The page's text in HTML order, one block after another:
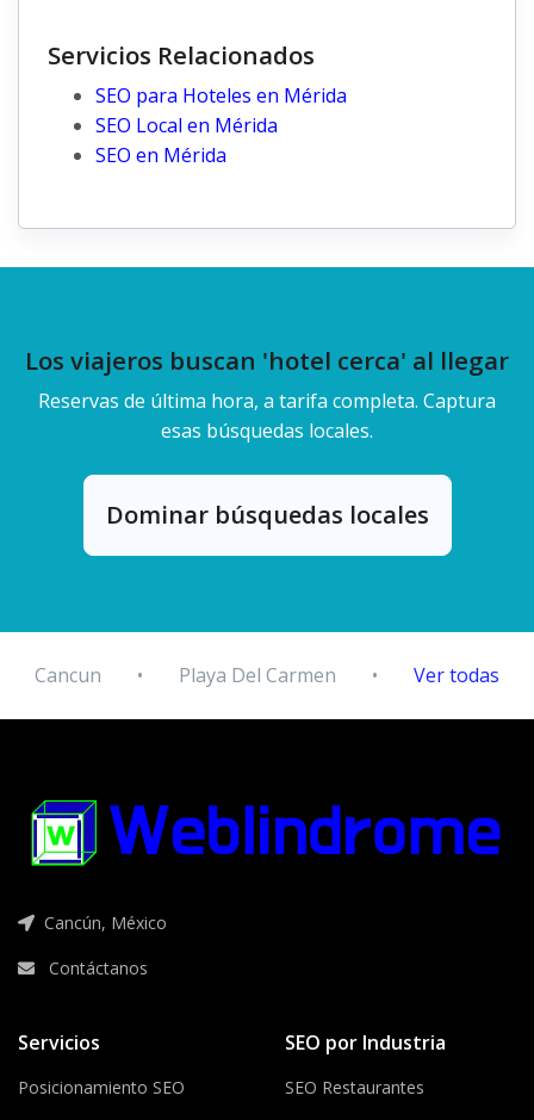
Servicios Relacionados
SEO para Hoteles en Mérida
SEO Local en Mérida
SEO en Mérida
Los viajeros buscan 'hotel cerca' al llegar
Reservas de última hora, a tarifa completa. Captura
esas búsquedas locales.
Dominar búsquedas locales
Cancun • Playa Del Carmen • Ver todas
Cancún, México
Contáctanos
Servicios
Posicionamiento SEO
SEO por Industria
SEO Restaurantes